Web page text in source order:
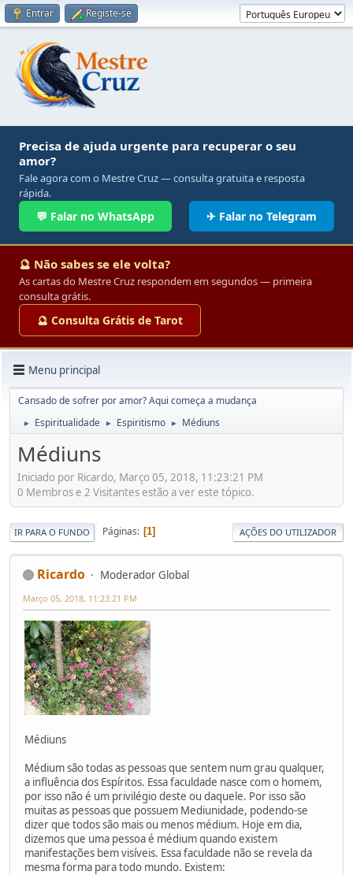
Entrar Registe-se
Precisa de ajuda urgente para recuperar o seu
amor?
Fale agora com o Mestre Cruz — consulta gratuita e resposta
rápida.
💬 Falar no WhatsApp ✈ Falar no Telegram
🔮 Não sabes se ele volta?
As cartas do Mestre Cruz respondem em segundos — primeira
consulta grátis.
🔮 Consulta Grátis de Tarot
Menu principal
Cansado de sofrer por amor? Aqui começa a mudança
► Espiritualidade ► Espiritismo ► Médiuns
Médiuns
Iniciado por Ricardo, Março 05, 2018, 11:23:21 PM
0 Membros e 2 Visitantes estão a ver este tópico.
IR PARA O FUNDO Páginas 1 AÇÕES DO UTILIZADOR
Ricardo Moderador Global
Março 05, 2018, 11:23:21 PM
Médiuns
Médium são todas as pessoas que sentem num grau qualquer,
a influência dos Espíritos. Essa faculdade nasce com o homem,
por isso não é um privilégio deste ou daquele. Por isso são
muitas as pessoas que possuem Mediunidade, podendo-se
dizer que todos são mais ou menos médium. Hoje em dia,
dizemos que uma pessoa é médium quando existem
manifestações bem visíveis. Essa faculdade não se revela da
mesma forma para todo mundo. Existem: